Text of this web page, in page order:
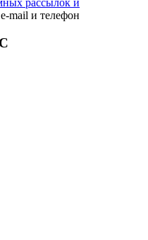
рассылок и
и телефон